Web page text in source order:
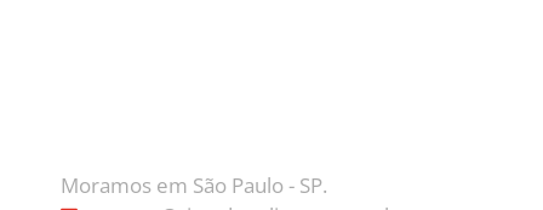
Moramos em São Paulo - SP.